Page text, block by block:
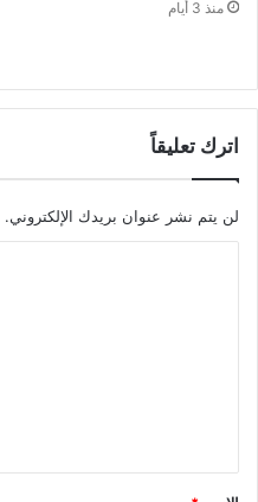
منذ 3 أيام
اترك تعليقاً
لن يتم نشر عنوان بريدك الإلكتروني.
ق